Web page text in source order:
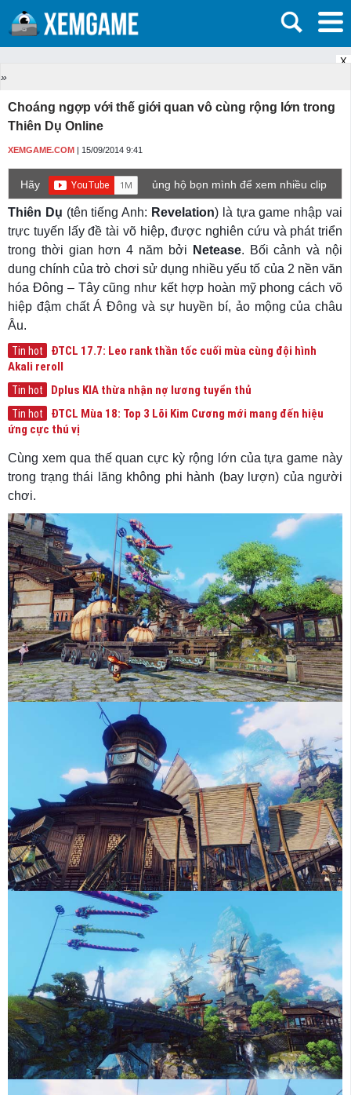
X
»
Choáng ngợp với thế giới quan vô cùng rộng lớn trong
Thiên Dụ Online
XEMGAME.COM | 15/09/2014 9:41
Hãy
ủng hộ bọn mình để xem nhiều clip
game mới hơn nhé!
Thiên Dụ (tên tiếng Anh: Revelation) là tựa game nhập vai
trực tuyến lấy đề tài võ hiệp, được nghiên cứu và phát triển
trong thời gian hơn 4 năm bởi
Netease. Bối cảnh và nội
dung chính của trò chơi sử dụng nhiều yếu tố của 2 nền văn
hóa Đông – Tây cũng như kết hợp hoàn mỹ phong cách võ
hiệp đậm chất Á Đông và sự huyền bí, ảo mộng của châu
Âu.
Tin hot
ĐTCL 17.7: Leo rank thần tốc cuối mùa cùng đội hình
Akali reroll
Tin hot Dplus KIA thừa nhận nợ lương tuyển thủ
Tin hot
ĐTCL Mùa 18: Top 3 Lõi Kim Cương mới mang đến hiệu
ứng cực thú vị
Cùng xem qua thế quan cực kỳ rộng lớn của tựa game này
trong trạng thái lăng không phi hành (bay lượn) của người
chơi.